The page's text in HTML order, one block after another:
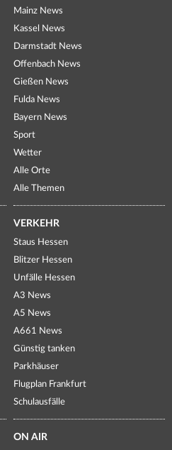
Mainz News
Kassel News
Darmstadt News
Offenbach News
Gießen News
Fulda News
Bayern News
Sport
Wetter
Alle Orte
Alle Themen
VERKEHR
Staus Hessen
Blitzer Hessen
Unfälle Hessen
A3 News
A5 News
A661 News
Günstig tanken
Parkhäuser
Flugplan Frankfurt
Schulausfälle
ON AIR